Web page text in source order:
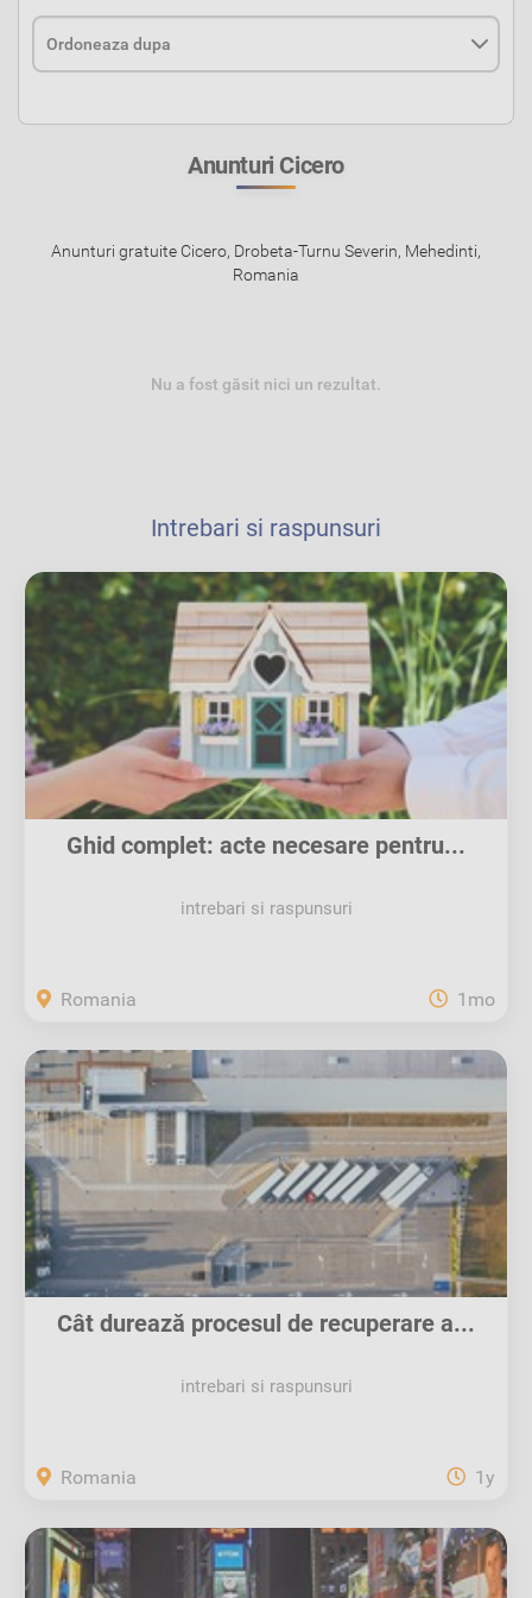
Anunturi Cicero
Anunturi gratuite Cicero, Drobeta-Turnu Severin, Mehedinti,
Romania
Nu a fost găsit nici un rezultat.
Intrebari si raspunsuri
Ghid complet: acte necesare pentru...
intrebari si raspunsuri
Romania 1mo
Cât durează procesul de recuperare a...
intrebari si raspunsuri
Romania 1y